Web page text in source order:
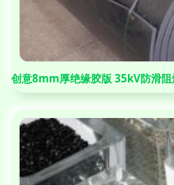
创意8mm厚绝缘胶版 35kV防滑